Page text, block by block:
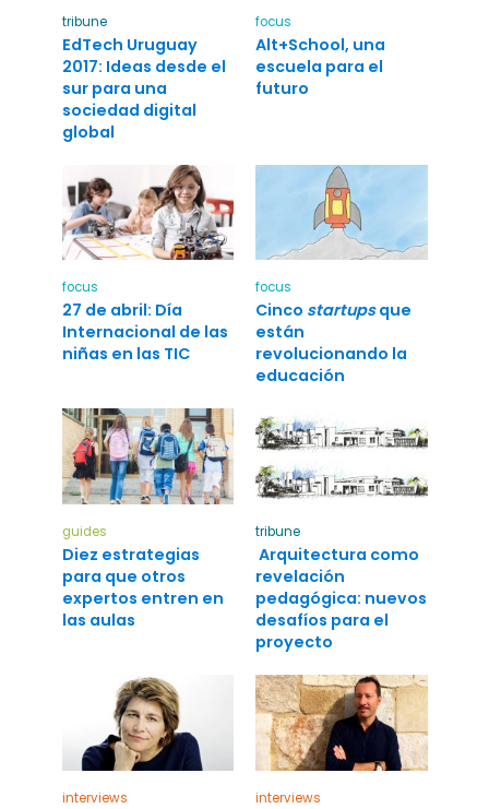
tribune
EdTech Uruguay
2017: Ideas desde el
sur para una
sociedad digital
global
focus
Alt+School, una
escuela para el
futuro
focus
27 de abril: Día
Internacional de las
niñas en las TIC
focus
Cinco startupsque
están
revolucionando la
educación
guides
Diez estrategias
para que otros
expertos entren en
las aulas
tribune
Arquitectura como
revelación
pedagógica: nuevos
desafíos para el
proyecto
interviews interviews